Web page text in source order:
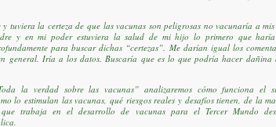
tuviera la certeza de que las vacunas son peligrosas no vacunaría a
y en mi poder estuviera la salud de mi hijo lo primero que haría
para buscar dichas “certezas”. Me darían igual los
general. Iría a los datos. Buscaría que es lo que podría hacer dañina
la verdad sobre las vacunas” analizaremos cómo funciona el
lo estimulan las vacunas, qué riesgos reales y desafíos tienen, de la
trabaja en el desarrollo de vacunas para el Tercer Mundo